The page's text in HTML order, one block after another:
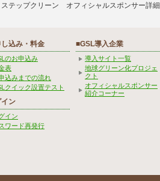
ステップクリーン オフィシャルスポンサー詳細
込み・料金
のお申込み
表
込みまでの流れ
クイック設置テスト
ン
イン
ワード再発行
■GSL導入企業
導入サイト一覧
地球グリーン化プロジェ
クト
オフィシャルスポンサー
紹介コーナー